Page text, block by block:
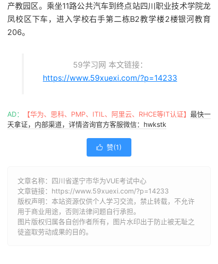
产教园区。乘坐11路公共汽车到终点站四川职业技术学院龙
凤校区下车，进入学校右手第二栋B2教学楼2楼银河教育
206。
59学习网 本文链接：
https://www.59xuexi.com/?p=14233
AD： 【华为、思科、PMP、ITIL、阿里云、RHCE等IT认证】 最快一
天拿证，内部渠道，详情咨询官方客服微信：hwkstk
 赞(1)
文章名称：四川省遂宁市华为VUE考试中心
文章链接： https://www.59xuexi.com/?p=14233
版权声明：本站资源仅供个人学习交流，禁止转载，不允许
用于商业用途，否则法律问题自行承担。
图片版权归属各自创作者所有，图片水印出于防止被无耻之
徒盗取劳动成果的目的。